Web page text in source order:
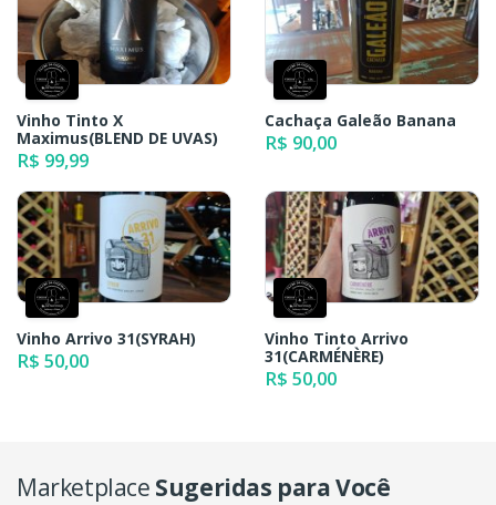
Vinho Tinto X
Maximus(BLEND DE UVAS)
R$ 99,99
Cachaça Galeão Banana
R$ 90,00
Vinho Arrivo 31(SYRAH)
R$ 50,00
Vinho Tinto Arrivo
31(CARMÉNÈRE)
R$ 50,00
Marketplace Sugeridas para Você